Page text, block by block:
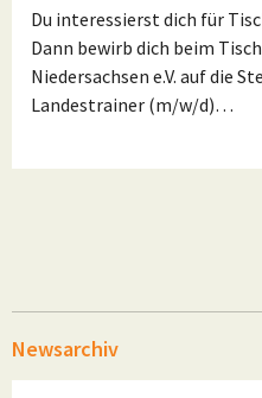
Du interessierst dich für
Dann bewirb dich beim
Niedersachsen e.V. auf die
Landestrainer (m/w/d)…
Newsarchiv